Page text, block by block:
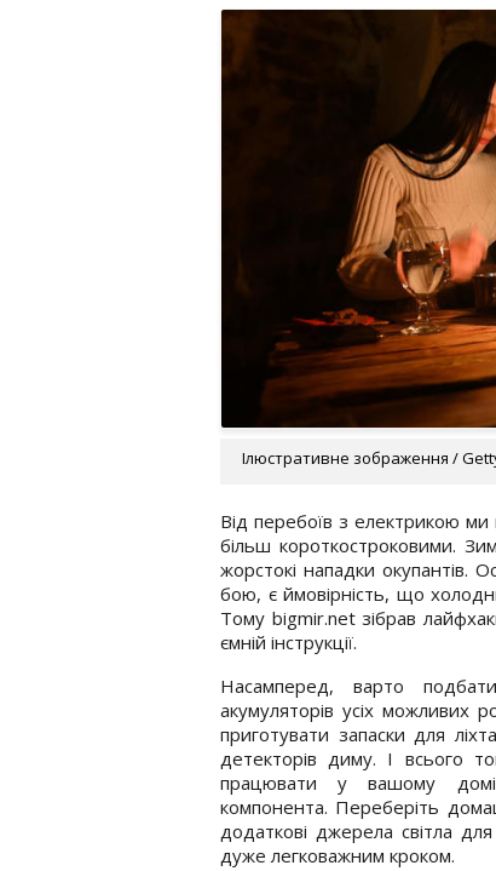
Ілюстративне зображення /
Від перебоїв з електрикою ми
більш короткостроковими.
жорстокі нападки окупантів.
бою, є ймовірність, що
Тому bigmir.net зібрав
ємній інструкції.
Насамперед, варто
акумуляторів усіх можливих
приготувати запаски для
детекторів диму. І всього
працювати у вашому
компонента. Переберіть
додаткові джерела світла
дуже легковажним кроком.